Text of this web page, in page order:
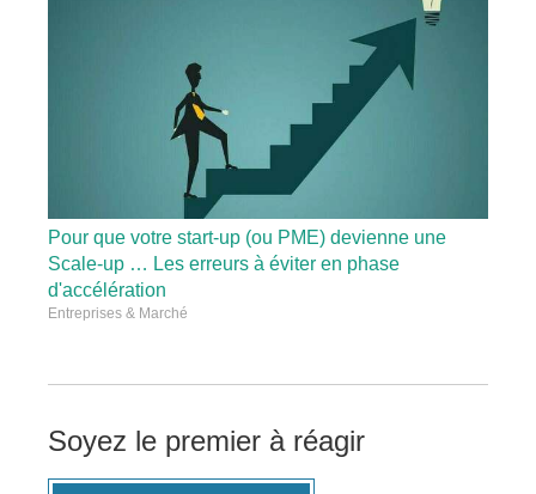
Pour que votre start-up (ou PME) devienne une
Scale-up … Les erreurs à éviter en phase
d'accélération
Entreprises & Marché
Soyez le premier à réagir